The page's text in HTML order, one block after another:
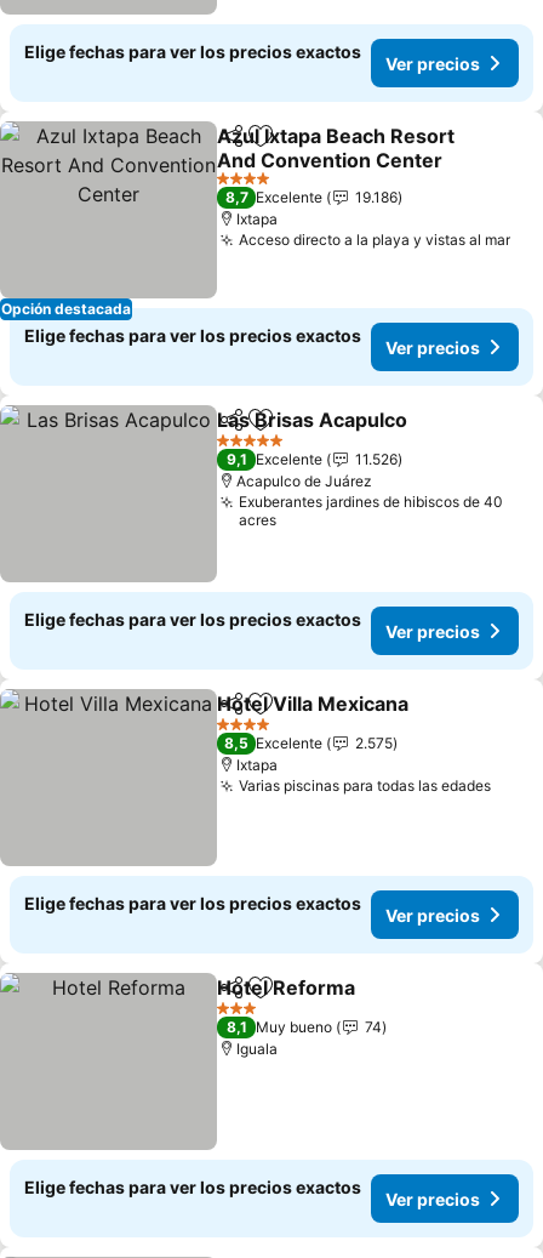
Elige fechas para ver los precios exactos
Ver precios
Opción destacada
CompartirAgregar a favoritos
Azul Ixtapa Beach Resort
And Convention Center
Ver precios
4 Estrellas
8,7 Excelente
19.186
Ixtapa
Acceso directo a la playa y vistas al mar
Elige fechas para ver los precios exactos
Ver precios
CompartirAgregar a favoritos
Las Brisas Acapulco
5 Estrellas
9,1 Excelente
11.526
Acapulco de Juárez
Exuberantes jardines de hibiscos de 40
acres
Elige fechas para ver los precios exactos
Ver precios
CompartirAgregar a favoritos
Hotel Villa Mexicana
4 Estrellas
8,5 Excelente
2.575
Ixtapa
Varias piscinas para todas las edadesVer
Elige fechas para ver los precios exactos
Ver precios
CompartirAgregar a favoritos
Hotel Reforma
3 Estrellas
8,1 Muy bueno
74
Iguala
Elige fechas para ver los precios exactos
Ver precios